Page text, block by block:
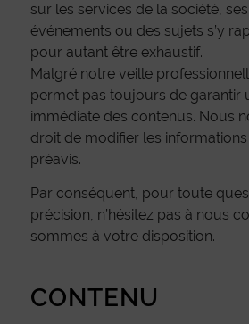
sur les services de la société,
événements ou des sujets s’y
pour autant être exhaustif.
Malgré notre veille
permet pas toujours de garantir
immédiate des contenus. Nous
droit de modifier les
préavis.
Par conséquent, pour toute
précision, n’hésitez pas à nous
sommes à votre disposition.
CONTENU